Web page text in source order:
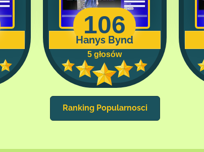
106
Hanys Bynd
5 głosów
Ranking Popularnosci